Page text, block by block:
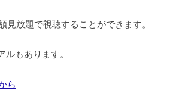
見放題で視聴することができます。
ルもあります。
ら